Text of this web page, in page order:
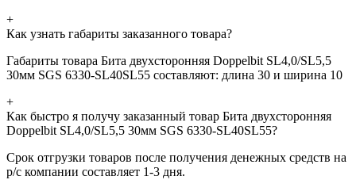
+
Как узнать габариты заказанного товара?
Габариты товара Бита двухсторонняя Doppelbit SL4,0/SL5,5
30мм SGS 6330-SL40SL55 составляют: длина 30 и ширина 10
+
Как быстро я получу заказанный товар Бита двухсторонняя
Doppelbit SL4,0/SL5,5 30мм SGS 6330-SL40SL55?
Срок отгрузки товаров после получения денежных средств на
р/с компании составляет 1-3 дня.